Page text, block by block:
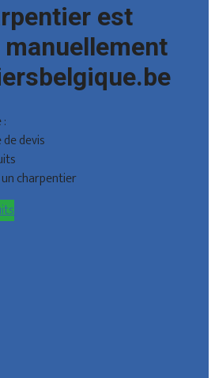
est
devis
charpentier